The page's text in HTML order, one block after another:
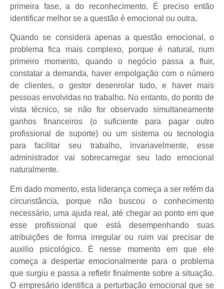
primeira fase, a do reconhecimento. É preciso então
identificar melhor se a questão é emocional ou outra.
Quando se considera apenas a questão emocional, o
problema fica mais complexo, porque é natural, num
primeiro momento, quando o negócio passa a fluir,
constatar a demanda, haver empolgação com o número
de clientes, o gestor desenrolar tudo, e haver mais
pessoas envolvidas no trabalho. No entanto, do ponto de
vista técnico, se não for observado simultaneamente
ganhos financeiros (o suficiente para pagar outro
profissional de suporte) ou um sistema ou tecnologia
para facilitar seu trabalho, invariavelmente, esse
administrador vai sobrecarregar seu lado emocional
naturalmente.
Em dado momento, esta liderança começa a ser refém da
circunstância, porque não buscou o conhecimento
necessário, uma ajuda real, até chegar ao ponto em que
esse profissional que está desempenhando suas
atribuições de forma irregular ou ruim vai precisar de
auxilio psicológico. É nesse momento em que ele
começa a despertar emocionalmente para o problema
que surgiu e passa a refletir finalmente sobre a situação.
O empresário identifica a perturbação emocional que se